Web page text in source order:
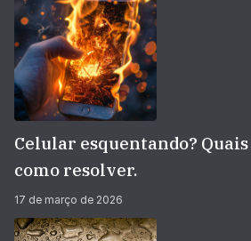
Celular esquentando? Quais
como resolver.
17 de março de 2026